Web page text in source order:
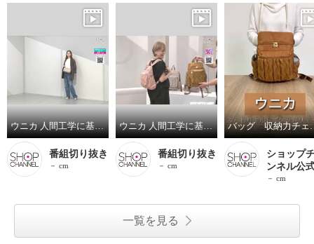
ウニカ 人間工学に基づいた ふんわりキルトポケット ショルダーバッグ
番組切り抜き
－ cm
ウニカ 人間工学に基づいた ふんわりキルトポケット リュック ＜トートバッグ付＞
番組切り抜き
－ cm
バッグ
ショップ
ンネル公
－ cm
一覧を見る